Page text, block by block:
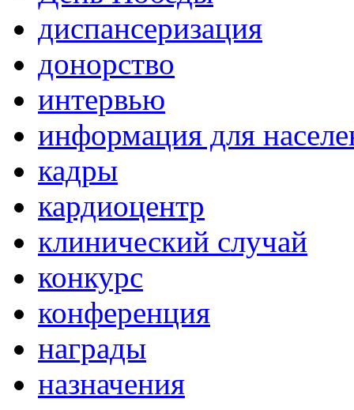
диспансеризация
донорство
интервью
информация для
кадры
кардиоцентр
клинический случай
конкурс
конференция
награды
назначения